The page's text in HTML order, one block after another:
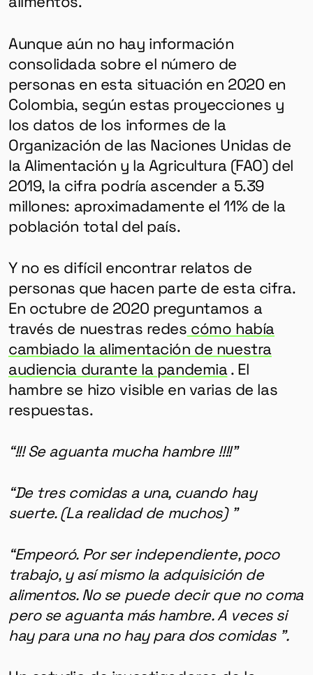
Aunque aún no hay información
consolidada sobre el número de
personas en esta situación en 2020 en
Colombia, según estas proyecciones y
los datos de los informes de la
Organización de las Naciones Unidas de
la Alimentación y la Agricultura (FAO) del
2019, la cifra podría ascender a 5.39
millones: aproximadamente el 11% de la
población total del país.
Y no es difícil encontrar relatos de
personas que hacen parte de esta cifra.
En octubre de 2020 preguntamos a
través de nuestras redes cómo había
cambiado la alimentación de nuestra
audiencia durante la pandemia . El
hambre se hizo visible en varias de las
respuestas.
“!!! Se aguanta mucha hambre !!!!”
“De tres comidas a una, cuando hay
suerte. (La realidad de muchos) ”
“Empeoró. Por ser independiente, poco
trabajo, y así mismo la adquisición de
alimentos. No se puede decir que no coma
pero se aguanta más hambre. A veces si
hay para una no hay para dos comidas ”.